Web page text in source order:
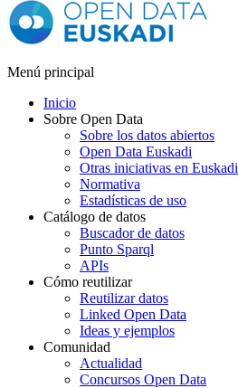
Menú principal
Inicio
Sobre Open Data
Sobre los datos abiertos
Open Data Euskadi
Otras iniciativas en Euskadi
Normativa
Estadísticas de uso
Catálogo de datos
Buscador de datos
Punto Sparql
APIs
Cómo reutilizar
Reutilizar datos
Linked Open Data
Ideas y ejemplos
Comunidad
Actualidad
Concursos Open Data